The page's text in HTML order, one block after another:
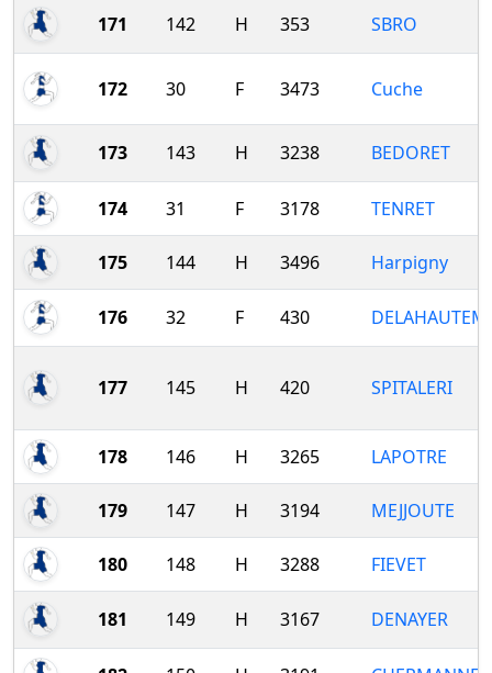
171 142 H 353 SBRO
172 30 F 3473 Cuche
173 143 H 3238 BEDORET
174 31 F 3178 TENRET
175 144 H 3496 Harpigny
176 32 F 430
177 145 H 420 SPITALERI
178 146 H 3265 LAPOTRE
179 147 H 3194 MEJJOUTE
180 148 H 3288 FIEVET
181 149 H 3167 DENAYER